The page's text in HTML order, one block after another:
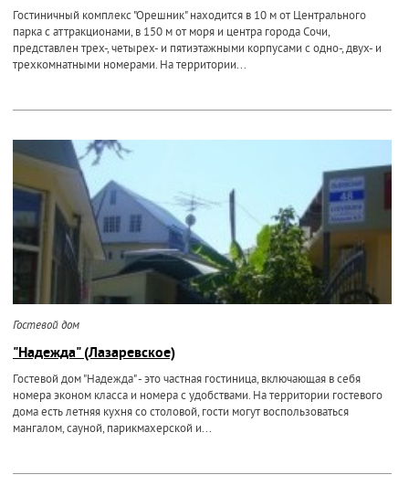
Гостиничный комплекс "Орешник" находится в 10 м от Центрального
парка с аттракционами, в 150 м от моря и центра города Сочи,
представлен трех-, четырех- и пятиэтажными корпусами с одно-, двух- и
трехкомнатными номерами. На территории...
Гостевой дом
"Надежда" (Лазаревское)
Гостевой дом "Надежда" - это частная гостиница, включающая в себя
номера эконом класса и номера с удобствами. На территории гостевого
дома есть летняя кухня со столовой, гости могут воспользоваться
мангалом, сауной, парикмахерской и...